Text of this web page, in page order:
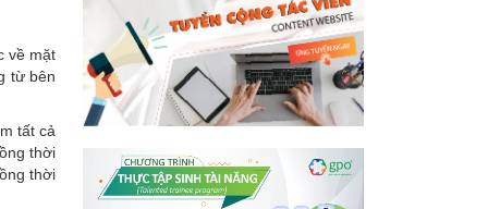
về mặt
từ bên
tất cả
thời
thời